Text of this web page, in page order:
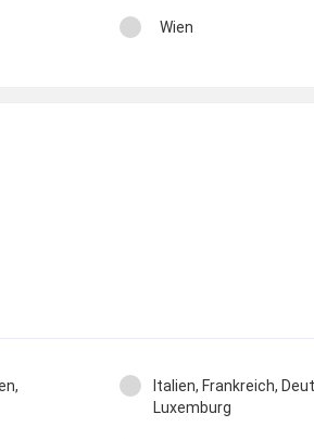
Wien
Italien, Frankreich,
Luxemburg